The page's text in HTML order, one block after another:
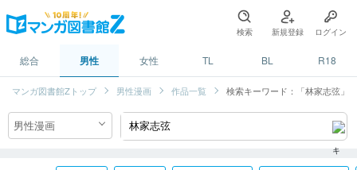
検索 新規登録 ログイン
総合 男性 女性 TL BL R18
マンガ図書館Zトップ 男性漫画 作品一覧 検索キーワード：「林家志弦」